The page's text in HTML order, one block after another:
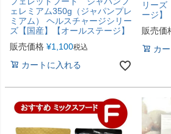
ェレミアム350g（ジャパンプレ
ミアム） ヘルスチャージシリー
ズ【国産】【オールステージ】
販売価格 ¥1,100税込
カートに入れる
リーズ
ージ】
販売価
カ